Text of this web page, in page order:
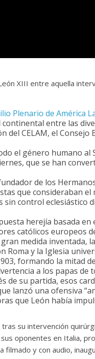
XIII entre aquella
Plenario de América
entre las
del CELAM, el Consejo
el género humano al
que se han
de los
que consideraban el
sin control eclesiástico
herejía basada en
católicos europeos
medida inventada,
Roma y la Iglesia
formando la mitad
a los papas de
de su partida, esos
lanzó una ofensiva
que León había
su intervención
oponentes en Italia,
y con audio,